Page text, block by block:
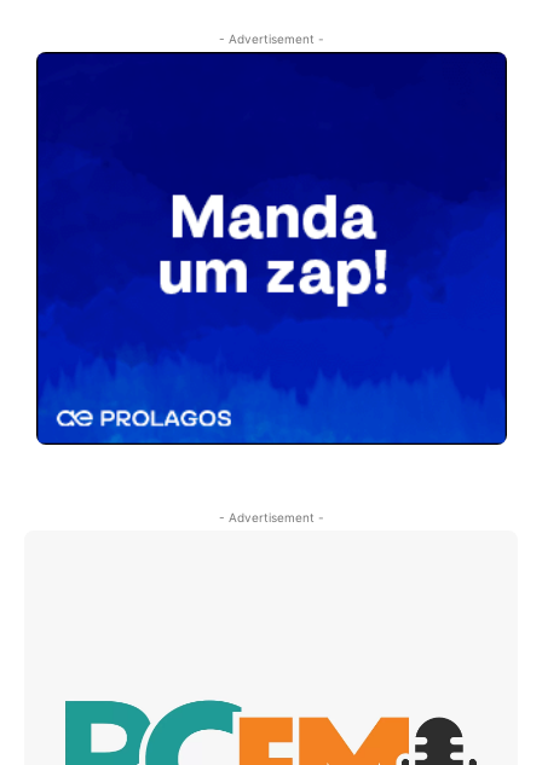
- Advertisement -
- Advertisement -